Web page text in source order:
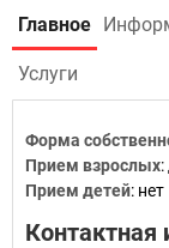
Главное
Услуги
Форма
Прием взрослых:
Прием детей: нет